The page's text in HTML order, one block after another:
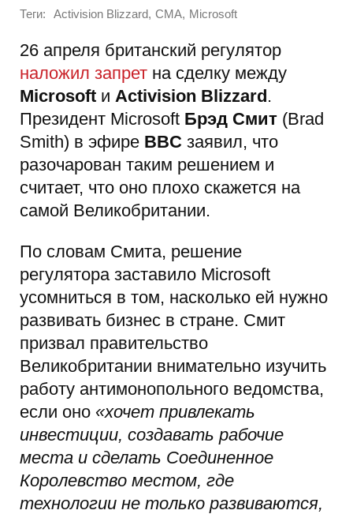
Теги: Activision Blizzard, CMA, Microsoft
26 апреля британский регулятор
наложил запрет на сделку между
Microsoft и Activision Blizzard.
Президент Microsoft Брэд Смит (Brad
Smith) в эфире BBC заявил, что
разочарован таким решением и
считает, что оно плохо скажется на
самой Великобритании.
По словам Смита, решение
регулятора заставило Microsoft
усомниться в том, насколько ей нужно
развивать бизнес в стране. Смит
призвал правительство
Великобритании внимательно изучить
работу антимонопольного ведомства,
если оно «хочет привлекать
инвестиции, создавать рабочие
места и сделать Соединенное
Королевство местом, где
технологии не только развиваются,